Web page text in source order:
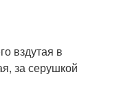
вздутая в
за серушкой